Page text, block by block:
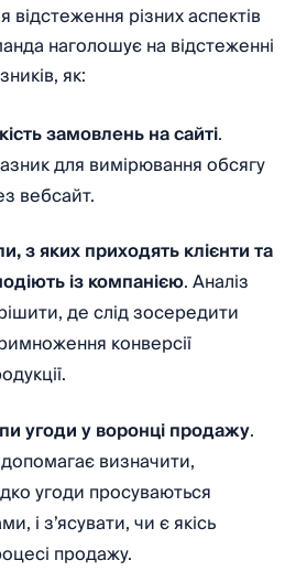
відстеження різних аспектів
наголошує на відстеженні
як:
замовлень на сайті.
для вимірювання обсягу
вебсайт.
з яких приходять клієнти та
із компанією. Аналіз
де слід зосередити
конверсії
угоди у воронці продажу.
визначити,
угоди просуваються
і з’ясувати, чи є якісь
продажу.